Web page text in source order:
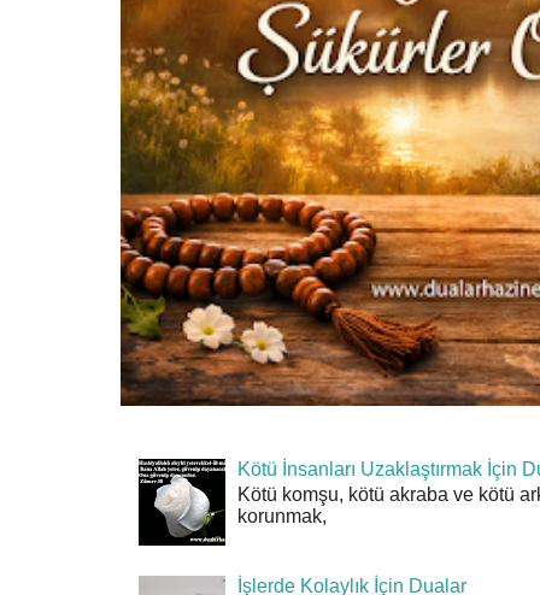
Kötü İnsanları Uzaklaştırmak İçin
Kötü komşu, kötü akraba ve kötü
korunmak,
İşlerde Kolaylık İçin Dualar